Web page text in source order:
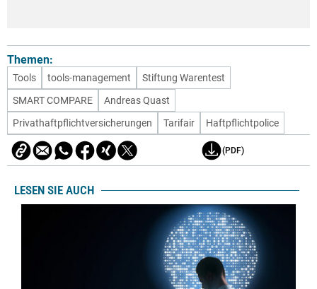
Themen:
Tools tools-management
Stiftung Warentest
SMART COMPARE
Andreas Quast
Privathaftpflichtversicherungen
Tarifair Haftpflichtpolice
(PDF)
LESEN SIE AUCH